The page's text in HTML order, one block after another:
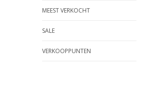
MEEST VERKOCHT
SALE
VERKOOPPUNTEN